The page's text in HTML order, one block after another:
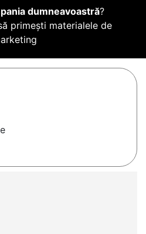
dumneavoastră?
primești materialele de